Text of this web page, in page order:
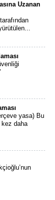
Uzanan
yasa) Bu
kez daha